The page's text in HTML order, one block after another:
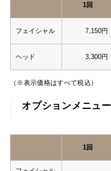
1回
フェイシャル 7,150円
ヘッド 3,300円
（※表示価格はすべて税込）
オプションメニュー
1回